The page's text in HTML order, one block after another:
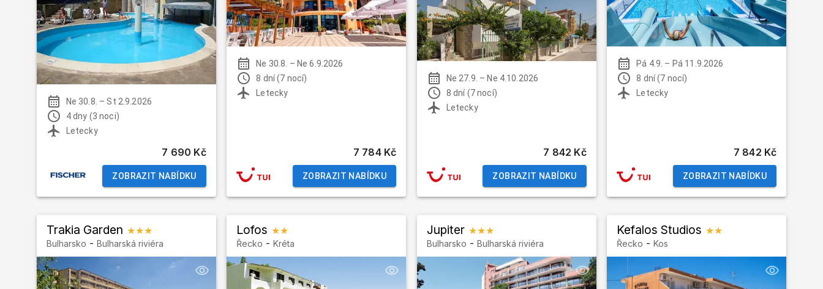
Ne 30.8. – St 2.9.2026
4 dny (3 noci)
Letecky
7 690 Kč
ZOBRAZIT NABÍDKU
Ne 30.8. – Ne 6.9.2026
8 dní (7 nocí)
Letecky
7 784 Kč
ZOBRAZIT NABÍDKU
Ne 27.9. – Ne 4.10.2026
8 dní (7 nocí)
Letecky
7 842 Kč
ZOBRAZIT NABÍDKU
Pá 4.9. – Pá 11.9.2026
8 dní (7 nocí)
Letecky
7 842 Kč
ZOBRAZIT NABÍDKU
Trakia Garden ★★★
Bulharsko - Bulharská riviéra
Lofos ★★
Řecko -Kréta
Jupiter ★★★
Bulharsko - Bulharská riviéra
Kefalos Studios ★★
Řecko -Kos